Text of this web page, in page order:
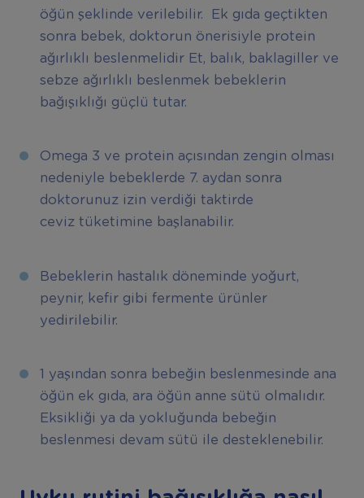
öğün şeklinde verilebilir. Ek gıda geçtikten
sonra bebek, doktorun önerisiyle protein
ağırlıklı beslenmelidir Et, balık, baklagiller ve
sebze ağırlıklı beslenmek bebeklerin
bağışıklığı güçlü tutar.
Omega 3 ve protein açısından zengin olması
nedeniyle bebeklerde 7. aydan sonra
doktorunuz izin verdiği taktirde
ceviz tüketimine başlanabilir.
Bebeklerin hastalık döneminde yoğurt,
peynir, kefir gibi fermente ürünler
yedirilebilir.
1 yaşından sonra bebeğin beslenmesinde ana
öğün ek gıda, ara öğün anne sütü olmalıdır.
Eksikliği ya da yokluğunda bebeğin
beslenmesi devam sütü ile desteklenebilir.